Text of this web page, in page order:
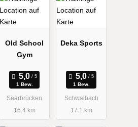
Old School
Gym
1 Bew.
Saarbrücken
16.4 km
Deka Sports
1 Bew.
Schwalbach
17.1 km